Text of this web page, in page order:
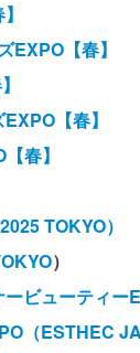
EXPO【春】
【春】
春】
TOKYO）
）
ビューティー
（ESTHEC